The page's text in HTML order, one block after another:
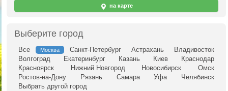
на карте
Выберите город
Все Москва Санкт-Петербург Астрахань
Владивосток
Волгоград
Екатеринбург Казань Киев
Краснодар
Красноярск
Нижний Новгород Новосибирск
Омск
Ростов-на-Дону
Рязань Самара Уфа
Челябинск
Выбрать другой город